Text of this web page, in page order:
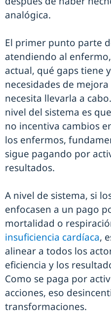
analógica.
El primer punto parte
atendiendo al
actual, qué gaps tiene
necesidades de
necesita llevarla a
nivel del sistema es
no incentiva cambios
los enfermos,
sigue pagando por
resultados.
A nivel de sistema, si
enfocasen a un pago
mortalidad o
insuficiencia cardíaca,
alinear a todos los
eficiencia y los
Como se paga por
acciones, eso
transformaciones.